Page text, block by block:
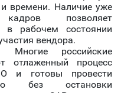
времени. Наличие уже
кадров позволяет
в рабочем состоянии
вендора.
Многие российские
отлаженный процесс
и готовы провести
без остановки